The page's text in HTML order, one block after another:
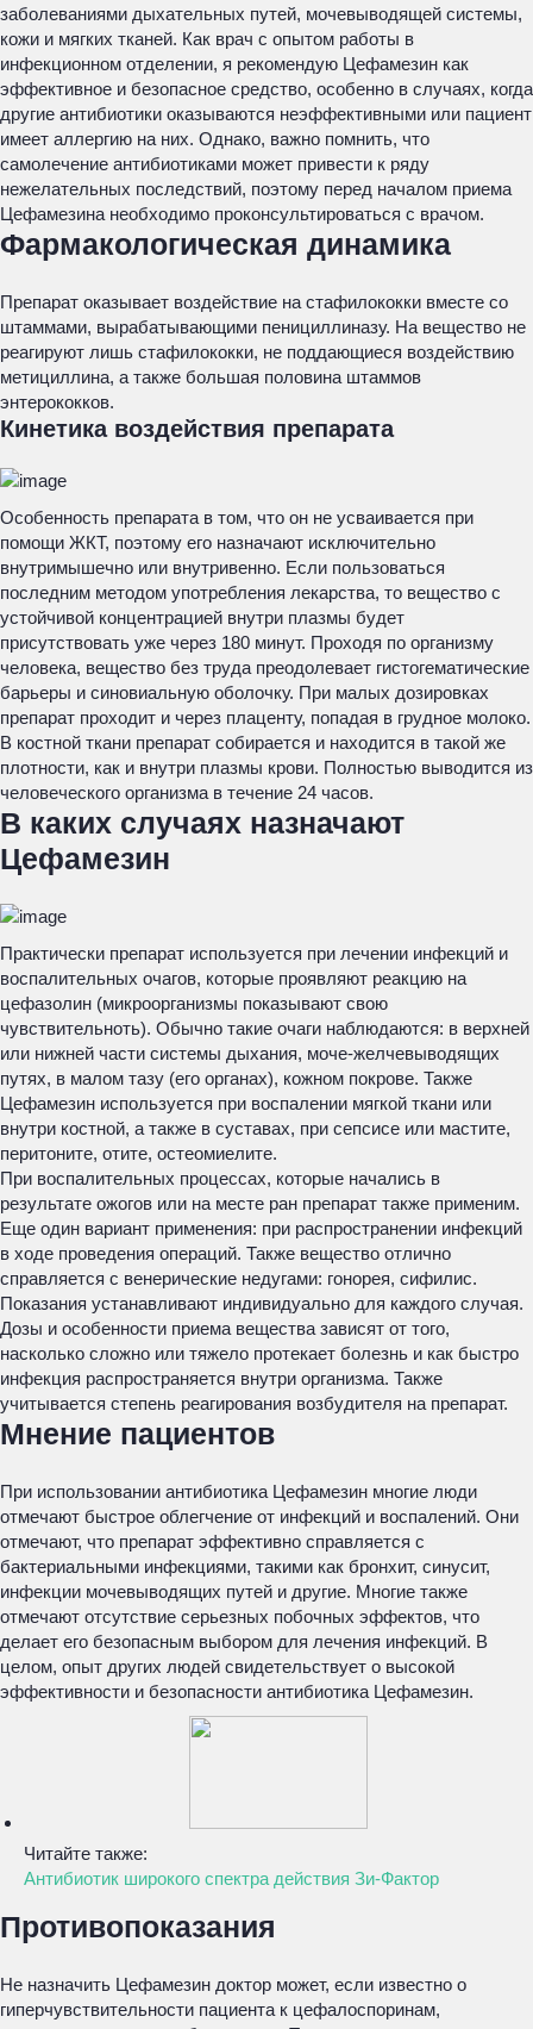
заболеваниями дыхательных путей, мочевыводящей системы,
кожи и мягких тканей. Как врач с опытом работы в
инфекционном отделении, я рекомендую Цефамезин как
эффективное и безопасное средство, особенно в случаях, когда
другие антибиотики оказываются неэффективными или пациент
имеет аллергию на них. Однако, важно помнить, что
самолечение антибиотиками может привести к ряду
нежелательных последствий, поэтому перед началом приема
Цефамезина необходимо проконсультироваться с врачом.
Фармакологическая динамика
Препарат оказывает воздействие на стафилококки вместе со
штаммами, вырабатывающими пенициллиназу. На вещество не
реагируют лишь стафилококки, не поддающиеся воздействию
метициллина, а также большая половина штаммов
энтерококков.
Кинетика воздействия препарата
Особенность препарата в том, что он не усваивается при
помощи ЖКТ, поэтому его назначают исключительно
внутримышечно или внутривенно. Если пользоваться
последним методом употребления лекарства, то вещество с
устойчивой концентрацией внутри плазмы будет
присутствовать уже через 180 минут. Проходя по организму
человека, вещество без труда преодолевает гистогематические
барьеры и синовиальную оболочку. При малых дозировках
препарат проходит и через плаценту, попадая в грудное молоко.
В костной ткани препарат собирается и находится в такой же
плотности, как и внутри плазмы крови. Полностью выводится из
человеческого организма в течение 24 часов.
В каких случаях назначают
Цефамезин
Практически препарат используется при лечении инфекций и
воспалительных очагов, которые проявляют реакцию на
цефазолин (микроорганизмы показывают свою
чувствительноть). Обычно такие очаги наблюдаются: в верхней
или нижней части системы дыхания, моче-желчевыводящих
путях, в малом тазу (его органах), кожном покрове. Также
Цефамезин используется при воспалении мягкой ткани или
внутри костной, а также в суставах, при сепсисе или мастите,
перитоните, отите, остеомиелите.
При воспалительных процессах, которые начались в
результате ожогов или на месте ран препарат также применим.
Еще один вариант применения: при распространении инфекций
в ходе проведения операций. Также вещество отлично
справляется с венерические недугами: гонорея, сифилис.
Показания устанавливают индивидуально для каждого случая.
Дозы и особенности приема вещества зависят от того,
насколько сложно или тяжело протекает болезнь и как быстро
инфекция распространяется внутри организма. Также
учитывается степень реагирования возбудителя на препарат.
Мнение пациентов
При использовании антибиотика Цефамезин многие люди
отмечают быстрое облегчение от инфекций и воспалений. Они
отмечают, что препарат эффективно справляется с
бактериальными инфекциями, такими как бронхит, синусит,
инфекции мочевыводящих путей и другие. Многие также
отмечают отсутствие серьезных побочных эффектов, что
делает его безопасным выбором для лечения инфекций. В
целом, опыт других людей свидетельствует о высокой
эффективности и безопасности антибиотика Цефамезин.
Читайте также:
Антибиотик широкого спектра действия Зи-Фактор
Противопоказания
Не назначить Цефамезин доктор может, если известно о
гиперчувствительности пациента к цефалоспоринам,